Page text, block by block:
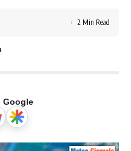
2 Min Read
Google